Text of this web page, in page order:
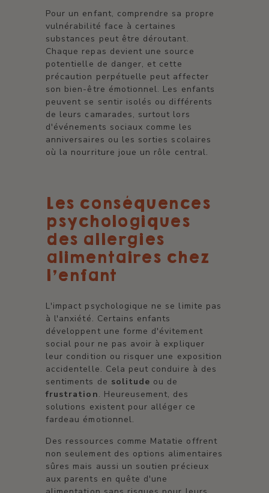
Pour un enfant, comprendre sa propre
vulnérabilité face à certaines
substances peut être déroutant.
Chaque repas devient une source
potentielle de danger, et cette
précaution perpétuelle peut affecter
son bien-être émotionnel. Les enfants
peuvent se sentir isolés ou différents
de leurs camarades, surtout lors
d'événements sociaux comme les
anniversaires ou les sorties scolaires
où la nourriture joue un rôle central.
Les conséquences
psychologiques
des allergies
alimentaires chez
l'enfant
L'impact psychologique ne se limite pas
à l'anxiété. Certains enfants
développent une forme d'évitement
social pour ne pas avoir à expliquer
leur condition ou risquer une exposition
accidentelle. Cela peut conduire à des
sentiments de solitude ou de
frustration. Heureusement, des
solutions existent pour alléger ce
fardeau émotionnel.
Des ressources comme Matatie offrent
non seulement des options alimentaires
sûres mais aussi un soutien précieux
aux parents en quête d'une